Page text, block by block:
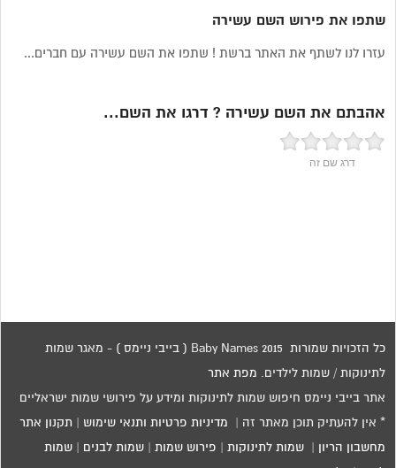
שתפו את פירוש השם עשירה
עזרו לנו לשתף את האתר ברשת ! שתפו את השם עשירה עם חברים...
אהבתם את השם עשירה ? דרגו את השם...
דרג שם זה
כל הזכויות שמורות 2015 Baby Names ( בייבי ניימס ) - מאגר שמות
לתינוקות / שמות לילדים. מפת אתר
אתר בייבי ניימס חיפוש שמות לתינוקות ומידע על פירושי שמות ישראליים
* אין להעתיק תוכן מאתר זה | מדיניות פרטיות ותנאי שימוש תקנון אתר
מחשבון הריון |שמות לתינוקות פירוש שמות |שמות לבנים |שמות